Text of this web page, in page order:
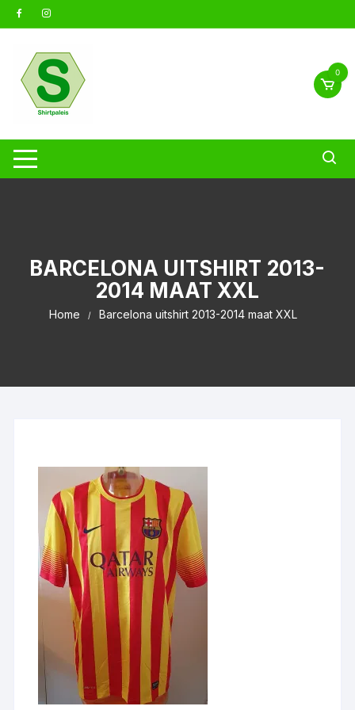
naar
0
BARCELONA UITSHIRT 2013-
2014 MAAT XXL
Home Barcelona uitshirt 2013-2014 maat XXL